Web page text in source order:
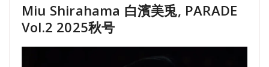
Miu Shirahama 白濱美兎, PARADE
Vol.2 2025秋号